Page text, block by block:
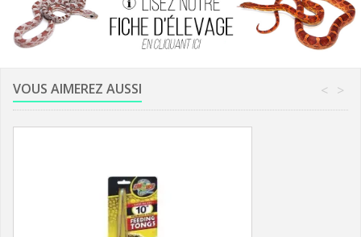
VOUS AIMEREZ AUSSI >
<